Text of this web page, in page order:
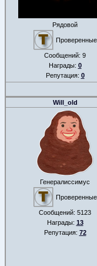
Рядовой
Проверенные
Сообщений: 9
Награды: 0
Репутация: 0
Will_old
Генералиссимус
Проверенные
Сообщений: 5123
Награды: 13
Репутация: 72